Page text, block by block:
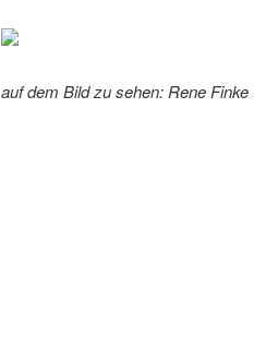
auf dem Bild zu sehen: Rene Finke